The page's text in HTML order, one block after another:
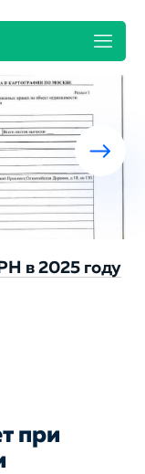
в 2025 году
при